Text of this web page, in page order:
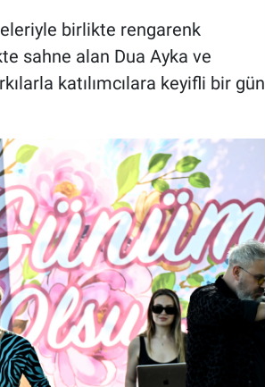
birlikte rengarenk
sahne alan Dua Ayka ve
katılımcılara keyifli bir gün